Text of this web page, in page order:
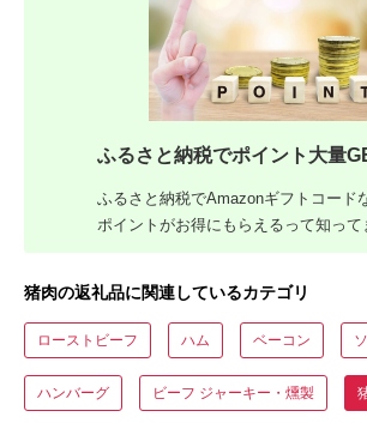
ふるさと納税でポイント大量
ふるさと納税でAmazonギフトコード
ポイントがお得にもらえるって知って
猪肉の返礼品に関連しているカテゴリ
ローストビーフ ハム ベーコン
ハンバーグ ビーフ ジャーキー・燻製